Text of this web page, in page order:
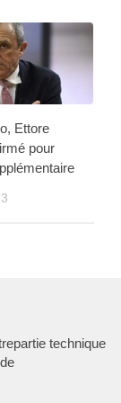
Ettore
pour
technique